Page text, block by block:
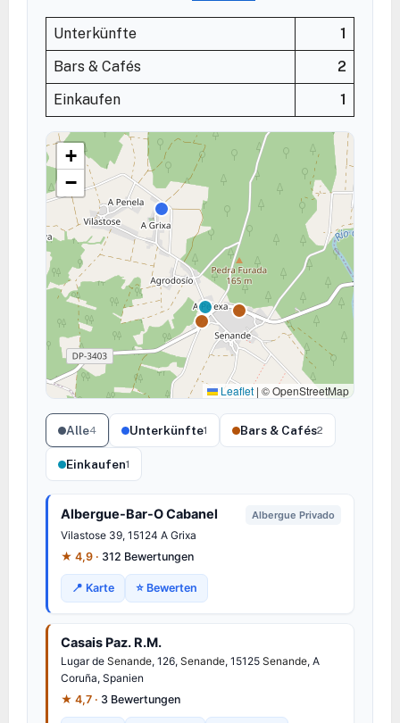
Unterkünfte
1
Bars & Cafés
2
Einkaufen
1
+
−
Leaflet | © OpenStreetMap
Alle4 Unterkünfte1 Bars & Cafés2
Einkaufen1
Albergue-Bar-O Cabanel Albergue Privado
Vilastose 39, 15124 A Grixa
★ 4,9 · 312 Bewertungen
📍 Karte ⭐ Bewerten
Casais Paz. R.M.
Lugar de Senande, 126, Senande, 15125 Senande, A
Coruña, Spanien
★ 4,7 · 3 Bewertungen